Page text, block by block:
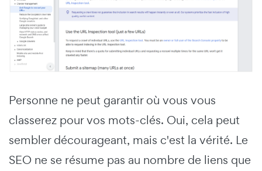
Personne ne peut garantir où vous vous
classerez pour vos mots-clés. Oui, cela peut
sembler décourageant, mais c'est la vérité. Le
SEO ne se résume pas au nombre de liens que